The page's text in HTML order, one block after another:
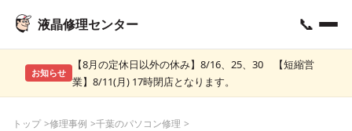
液晶修理センター 📞
お知らせ
【8月の定休日以外の休み】8/16、25、30 【短縮営
業】8/11(月) 17時閉店となります。
トップ 修理事例
千葉のパソコン修理